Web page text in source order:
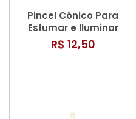
Pincel Cônico Para
Esfumar e Iluminar
Macrilan - A28
R$ 12,50